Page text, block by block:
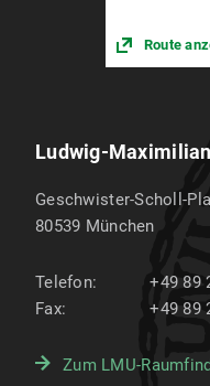
Route
Ludwig-
Geschwister-Scholl-
80539 München
Telefon:
+49 89
Fax:
+49 89
Zum LMU-